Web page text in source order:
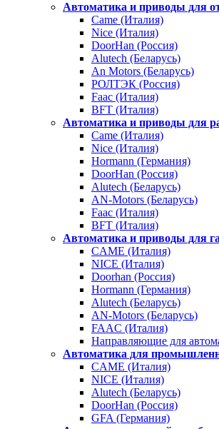
Автоматика и приводы для
Came (Италия)
Nice (Италия)
DoorHan (Россия)
Alutech (Беларусь)
An Motors (Беларусь)
РОЛТЭК (Россия)
Faac (Италия)
BFT (Италия)
Автоматика и приводы для
Came (Италия)
Nice (Италия)
Hormann (Германия)
DoorHan (Россия)
Alutech (Беларусь)
AN-Motors (Беларусь)
Faac (Италия)
BFT (Италия)
Автоматика и приводы для
CAME (Италия)
NICE (Италия)
Doorhan (Россия)
Hormann (Германия)
Alutech (Беларусь)
AN-Motors (Беларусь)
FAAC (Италия)
Направляющие для
Автоматика для
CAME (Италия)
NICE (Италия)
Alutech (Беларусь)
DoorHan (Россия)
GFA (Германия)